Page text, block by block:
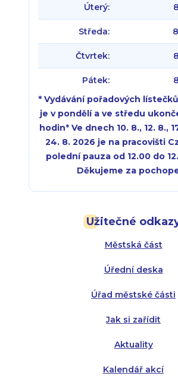
Užitečné
Městská část
Úřední deska
Úřad městské části
Jak si zařídit
Aktuality
Kalendář akcí
Úterý:
Středa:
Čtvrtek:
Pátek:
* Vydávání pořadových
je v pondělí a ve středu
hodin* Ve dnech 10. 8., 12. 8.,
24. 8. 2026 je na pracovišti
polední pauza od 12.00 do
Děkujeme za
Úterý:
Středa:
Čtvrtek:
Pátek:
Úterý:
Středa:
Čtvrtek: